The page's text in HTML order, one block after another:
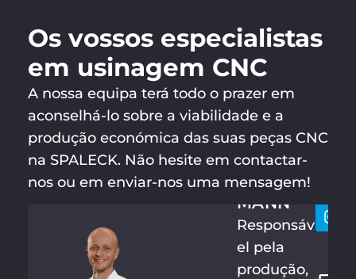
Os vossos especialistas
em usinagem CNC
A nossa equipa terá todo o prazer em
aconselhá-lo sobre a viabilidade e a
produção económica das suas peças CNC
na SPALECK. Não hesite em contactar-
nos ou em enviar-nos uma mensagem!
SEBASTI
AN
BETTER
MANN
Responsáv
el pela
produção,